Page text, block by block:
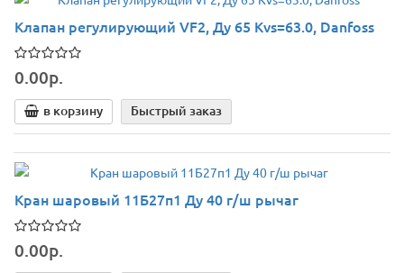
Клапан регулирующий VF2, Ду 65 Kvs=63.0, Danfoss
0.00р.
в корзину Быстрый заказ
Кран шаровый 11Б27п1 Ду 40 г/ш рычаг
0.00р.